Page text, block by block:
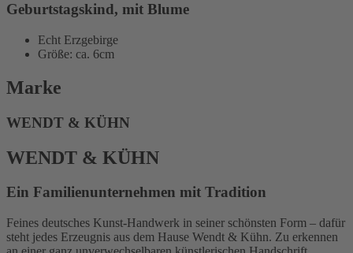
Geburtstagskind, mit Blume
Echt Erzgebirge
Größe: ca. 6cm
Marke
WENDT & KÜHN
WENDT & KÜHN
Ein Familienunternehmen mit Tradition
Feines deutsches Kunst-Handwerk in seiner schönsten Form – dafür
steht jedes Erzeugnis aus dem Hause Wendt & Kühn. Zu erkennen